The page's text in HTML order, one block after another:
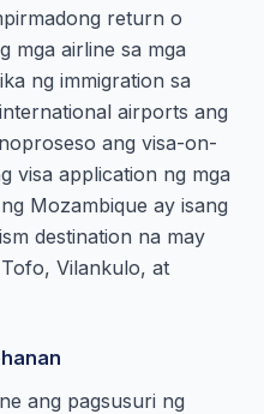
return o
mga airline sa mga
ng immigration sa
airports ang
ang visa-on-
visa application ng mga
Mozambique ay isang
destination na may
Vilankulo, at
ang pagsusuri ng